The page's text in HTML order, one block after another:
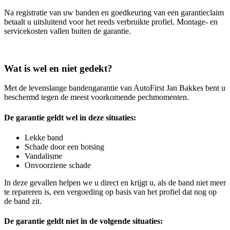
Na registratie van uw banden en goedkeuring van een garantieclaim
betaalt u uitsluitend voor het reeds verbruikte profiel. Montage- en
servicekosten vallen buiten de garantie.
Wat is wel en niet gedekt?
Met de levenslange bandengarantie van AutoFirst Jan Bakkes bent u
beschermd tegen de meest voorkomende pechmomenten.
De garantie geldt wel in deze situaties:
Lekke band
Schade door een botsing
Vandalisme
Onvoorziene schade
In deze gevallen helpen we u direct en krijgt u, als de band niet meer
te repareren is, een vergoeding op basis van het profiel dat nog op
de band zit.
De garantie geldt niet in de volgende situaties: